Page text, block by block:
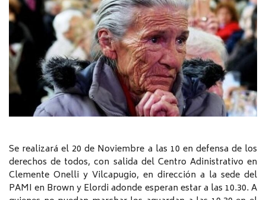
Se realizará el 20 de Noviembre a las 10 en defensa de los
derechos de todos, con salida del Centro Adinistrativo en
Clemente Onelli y Vilcapugio, en dirección a la sede del
PAMI en Brown y Elordi adonde esperan estar a las 10.30. A